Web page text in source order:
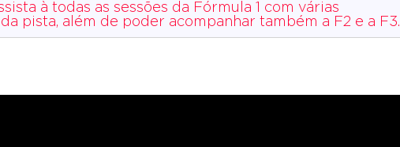
à todas as sessões da Fórmula 1 com várias
pista, além de poder acompanhar também a F2 e a F3.